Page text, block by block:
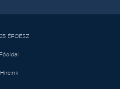
ÉFOÉSZ
Főoldal
Híreink